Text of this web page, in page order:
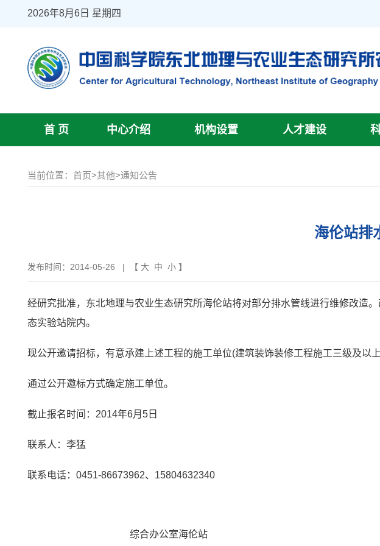
2026年8月6日 星期四
首 页 中心介绍 机构设置 人才建设
当前位置： 首页>其他>通知公告
海伦站排
发布时间：2014-05-26 | 【 大 中 小 】
经研究批准，东北地理与农业生态研究所海伦站将对部分排水管线进行维修改造
态实验站院内。
现公开邀请招标，有意承建上述工程的施工单位(建筑装饰装修工程施工三级及以
通过公开邀标方式确定施工单位。
截止报名时间： 2014年6月 5 日
联系人：李猛
联系电话： 0451-86673962、 15804632340
综合办公室海伦站